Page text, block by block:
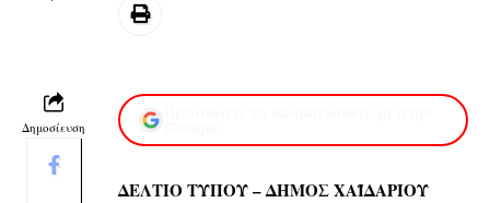
Δημοσίευση
ΔΕΛΤΙΟ ΤΥΠΟΥ – ΔΗΜΟΣ ΧΑΪΔΑΡΙΟΥ